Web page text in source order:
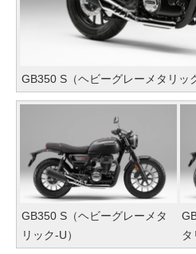
GB350 S（ヘビーグレーメタリッ
GB350 S（ヘビーグレーメタ
リック-U）
タ